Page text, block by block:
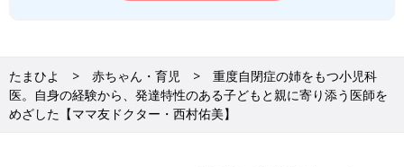
たまひよ 赤ちゃん・育児
重度自閉症の姉をもつ小児科
医。自身の経験から、発達特性のある子どもと親に寄り添う医師を
めざした【ママ友ドクター・西村佑美】